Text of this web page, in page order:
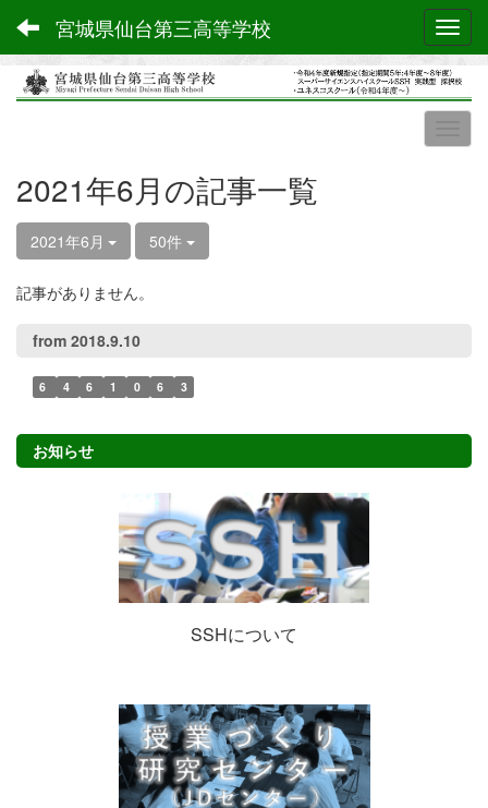
宮城県仙台第三高等学校
2021年6月の記事一覧
2021年6月 50件
記事がありません。
from 2018.9.10
6 4 6 1 0 6 3
お知らせ
SSHについて